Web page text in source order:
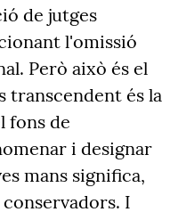
de jutges
l'omissió
Però això és el
transcendent és la
fons de
i designar
mans significa,
I